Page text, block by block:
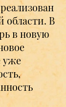
области. В
в новую
уже